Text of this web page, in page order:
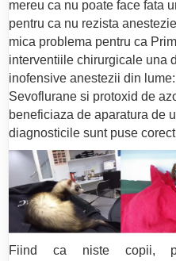
mereu ca nu poate face fata
pentru ca nu rezista
mica problema pentru ca
interventiile chirurgicale una
inofensive anestezii din
Sevoflurane si protoxid de
beneficiaza de aparatura de
diagnosticile sunt puse
Fiind ca niste copii,